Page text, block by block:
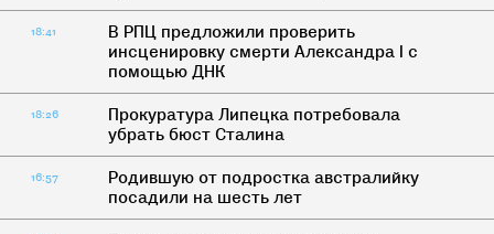
18:41
В РПЦ предложили проверить
инсценировку смерти Александра I с
помощью ДНК
18:26
Прокуратура Липецка потребовала
убрать бюст Сталина
16:57
Родившую от подростка австралийку
посадили на шесть лет